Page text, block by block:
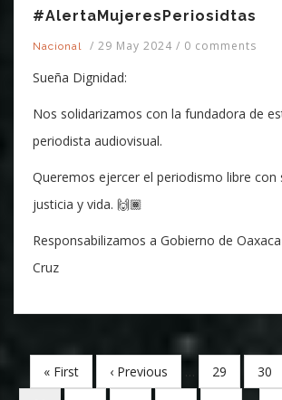
#AlertaMujeresPeriosidtas
Nacional / 29 May 2024 / 0 comments
Sueña Dignidad:
Nos solidarizamos con la fundadora de
periodista audiovisual.
Queremos ejercer el periodismo libre con
justicia y vida. 🙌🏾
Responsabilizamos a Gobierno de
Cruz
Pagination
First
page
« First
Previous
page
‹ Previous … Page
29 Page
30